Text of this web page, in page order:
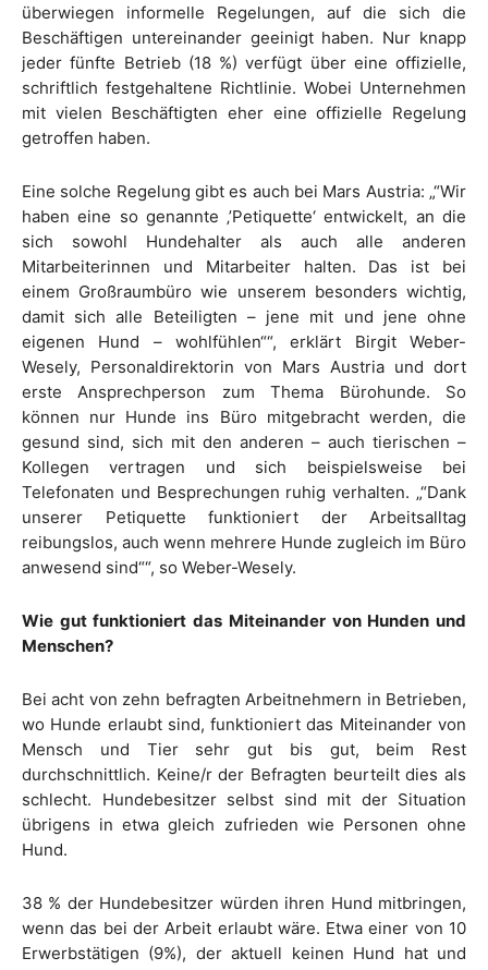
überwiegen informelle Regelungen, auf die sich die
Beschäftigen untereinander geeinigt haben. Nur knapp
jeder fünfte Betrieb (18 %) verfügt über eine offizielle,
schriftlich festgehaltene Richtlinie. Wobei Unternehmen
mit vielen Beschäftigten eher eine offizielle Regelung
getroffen haben.
Eine solche Regelung gibt es auch bei Mars Austria: „“Wir
haben eine so genannte ‚’Petiquette‘ entwickelt, an die
sich sowohl Hundehalter als auch alle anderen
Mitarbeiterinnen und Mitarbeiter halten. Das ist bei
einem Großraumbüro wie unserem besonders wichtig,
damit sich alle Beteiligten – jene mit und jene ohne
eigenen Hund – wohlfühlen““, erklärt Birgit Weber-
Wesely, Personaldirektorin von Mars Austria und dort
erste Ansprechperson zum Thema Bürohunde. So
können nur Hunde ins Büro mitgebracht werden, die
gesund sind, sich mit den anderen – auch tierischen –
Kollegen vertragen und sich beispielsweise bei
Telefonaten und Besprechungen ruhig verhalten. „“Dank
unserer Petiquette funktioniert der Arbeitsalltag
reibungslos, auch wenn mehrere Hunde zugleich im Büro
anwesend sind““, so Weber-Wesely.
Wie gut funktioniert das Miteinander von Hunden und
Menschen?
Bei acht von zehn befragten Arbeitnehmern in Betrieben,
wo Hunde erlaubt sind, funktioniert das Miteinander von
Mensch und Tier sehr gut bis gut, beim Rest
durchschnittlich. Keine/r der Befragten beurteilt dies als
schlecht. Hundebesitzer selbst sind mit der Situation
übrigens in etwa gleich zufrieden wie Personen ohne
Hund.
38 % der Hundebesitzer würden ihren Hund mitbringen,
wenn das bei der Arbeit erlaubt wäre. Etwa einer von 10
Erwerbstätigen (9%), der aktuell keinen Hund hat und